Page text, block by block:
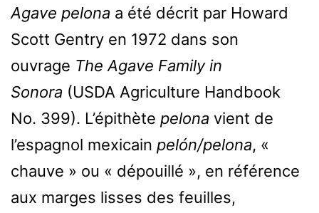
Agave pelona a été décrit par Howard
Scott Gentry en 1972 dans son
ouvrage The Agave Family in
Sonora (USDA Agriculture Handbook
No. 399). L’épithète pelona vient de
l’espagnol mexicain pelón/pelona, «
chauve » ou « dépouillé », en référence
aux marges lisses des feuilles,